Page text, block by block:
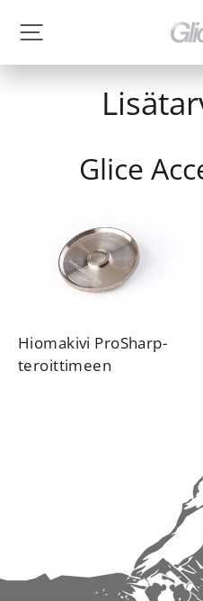
sisältöönSivuston navigointi
Glice
Hiomakivi ProSharp-
teroittimeen